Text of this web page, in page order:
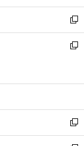
開
く
ウ
で
開
く
ン
ド
ウ
で
ウ
ィ
ン
ド
開
新
し
い
ン
ウ
で
開
新
ウ
ン
ド
ウ
新
し